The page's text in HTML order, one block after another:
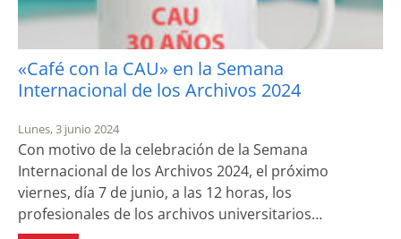
«Café con la CAU» en la Semana
Internacional de los Archivos 2024
Lunes, 3 junio 2024
Con motivo de la celebración de la Semana
Internacional de los Archivos 2024, el próximo
viernes, día 7 de junio, a las 12 horas, los
profesionales de los archivos universitarios…